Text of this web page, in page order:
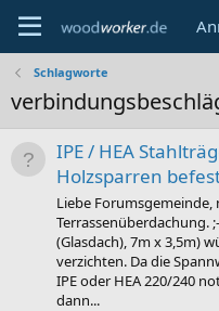
Schlagworte
IPE / HEA
Holzsparren
Liebe
Terrassenüberdachung.
(Glasdach), 7m x 3,5m)
verzichten. Da die
IPE oder HEA 220/240
dann...